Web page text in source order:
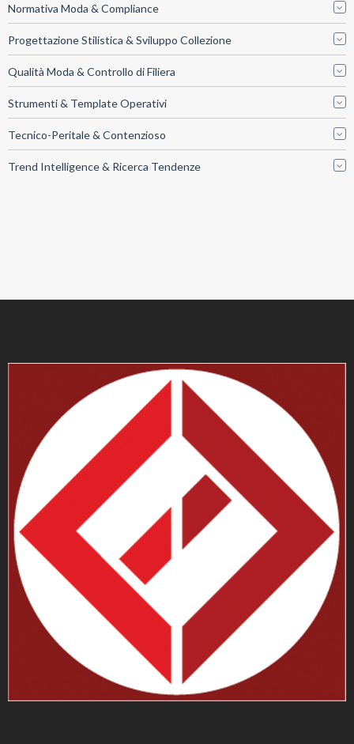
Normativa Moda & Compliance
Progettazione Stilistica & Sviluppo Collezione
Qualità Moda & Controllo di Filiera
Strumenti & Template Operativi
Tecnico-Peritale & Contenzioso
Trend Intelligence & Ricerca Tendenze